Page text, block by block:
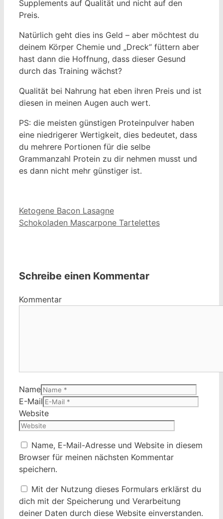
Supplements auf Qualität und nicht auf den
Preis.
Natürlich geht dies ins Geld – aber möchtest du
deinem Körper Chemie und „Dreck“ füttern aber
hast dann die Hoffnung, dass dieser Gesund
durch das Training wächst?
Qualität bei Nahrung hat eben ihren Preis und ist
diesen in meinen Augen auch wert.
PS: die meisten günstigen Proteinpulver haben
eine niedrigerer Wertigkeit, dies bedeutet, dass
du mehrere Portionen für die selbe
Grammanzahl Protein zu dir nehmen musst und
es dann nicht mehr günstiger ist.
Ketogene Bacon Lasagne
Schokoladen Mascarpone Tartelettes
Schreibe einen Kommentar
Kommentar
Name
E-Mail
Website
Name, E-Mail-Adresse und Website in diesem
Browser für meinen nächsten Kommentar
speichern.
Mit der Nutzung dieses Formulars erklärst du
dich mit der Speicherung und Verarbeitung
deiner Daten durch diese Website einverstanden.